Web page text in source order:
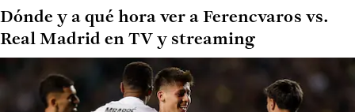
Dónde y a qué hora ver a Ferencvaros vs.
Real Madrid en TV y streaming